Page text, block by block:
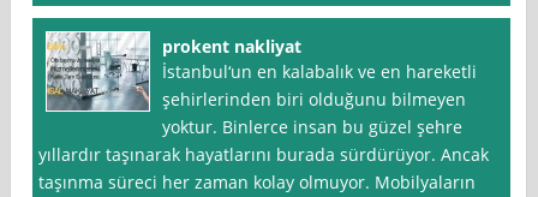
prokent nakliyat
İstanbul‘un en kalabalık ve en hareketli
şehirlerinden biri olduğunu bilmeyen
yoktur. Binlerce insan bu güzel şehre
yıllardır taşınarak hayatlarını burada sürdürüyor. Ancak
taşınma süreci her zaman kolay olmuyor. Mobilyaların